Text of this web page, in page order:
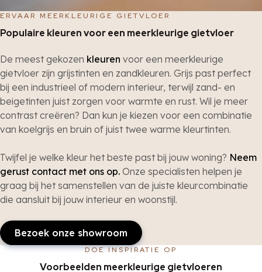
ERVAAR MEERKLEURIGE GIETVLOER
Populaire kleuren voor een meerkleurige gietvloer
De meest gekozen kleuren voor een meerkleurige
gietvloer zijn grijstinten en zandkleuren. Grijs past perfect
bij een industrieel of modern interieur, terwijl zand- en
beigetinten juist zorgen voor warmte en rust. Wil je meer
contrast creëren? Dan kun je kiezen voor een combinatie
van koelgrijs en bruin of juist twee warme kleurtinten.
Twijfel je welke kleur het beste past bij jouw woning? Neem
gerust contact met ons op. Onze specialisten helpen je
graag bij het samenstellen van de juiste kleurcombinatie
die aansluit bij jouw interieur en woonstijl.
Bezoek onze showroom
DOE INSPIRATIE OP
Voorbeelden meerkleurige gietvloeren